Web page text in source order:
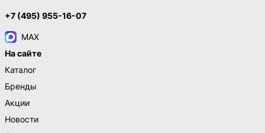
+7 (495) 955-16-07
MAX
На сайте
Каталог
Бренды
Акции
Новости